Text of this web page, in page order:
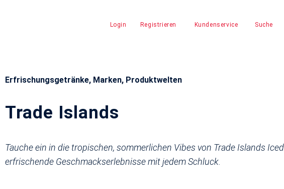
Login Registrieren Kundenservice Suche
Erfrischungsgetränke, Marken, Produktwelten
Trade Islands
Tauche ein in die tropischen, sommerlichen Vibes von Trade Islands
erfrischende Geschmackserlebnisse mit jedem Schluck.